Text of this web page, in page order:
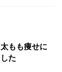
もも痩せに
た